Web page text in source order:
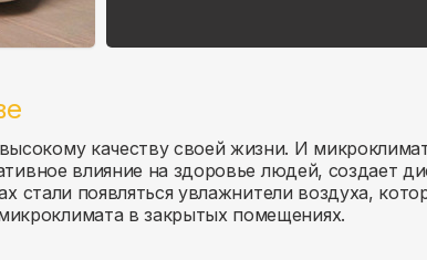
качеству своей жизни. И
влияние на здоровье людей, создает
стали появляться увлажнители воздуха,
в закрытых помещениях.